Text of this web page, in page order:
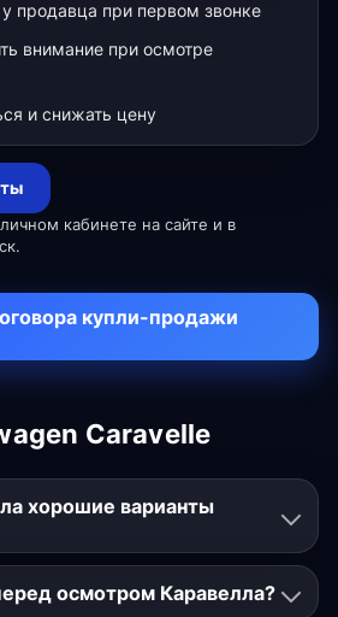
у продавца при первом звонке
внимание при осмотре
и снижать цену
кабинете на сайте и в
купли-продажи
Caravelle
хорошие варианты
осмотром Каравелла?